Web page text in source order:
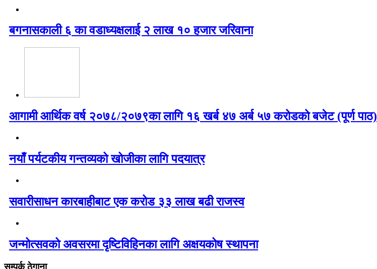
बगनासकाली ६ का वडाध्यक्षलाई २ लाख १० हजार जरिवाना
आगामी आर्थिक वर्ष २०७८/२०७९का लागि १६ खर्ब ४७ अर्ब ५७ करोडको बजेट (पूर्ण पाठ)
नयाँ पर्यटकीय गन्तव्यको खोजीका लागि पदयात्र
सवारीसाधन कारबाहीबाट एक करोड ३३ लाख बढी राजस्व
जन्मोत्सवको अवसरमा दृष्टिविहिनका लागि अक्षयकोष स्थापना
सम्पर्क ठेगाना